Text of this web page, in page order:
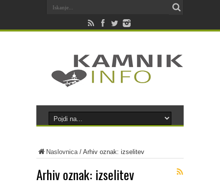
Naslovnica/ Arhiv oznak: izselitev
Arhiv oznak: izselitev